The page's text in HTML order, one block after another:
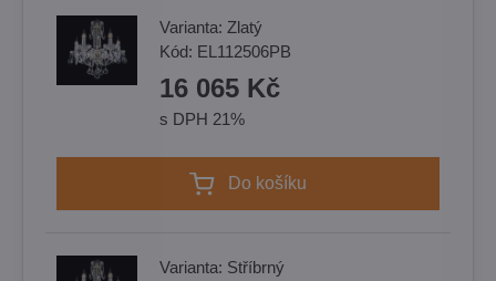
Varianta: Zlatý
Kód: EL112506PB
16 065 Kč
s DPH 21%
Do košíku
Varianta: Stříbrný